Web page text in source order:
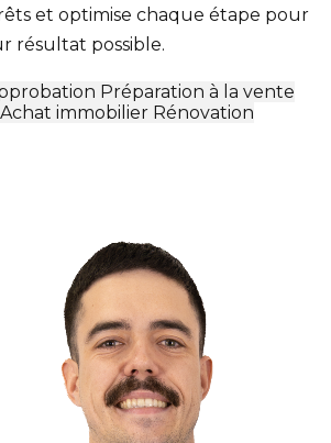
et optimise chaque étape pour
résultat possible.
Préparation à la vente
Achat immobilier Rénovation